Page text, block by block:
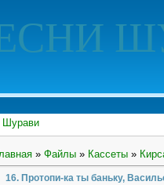
Шурави
» Файлы » Кассеты »
16. Протопи-ка ты баньку,